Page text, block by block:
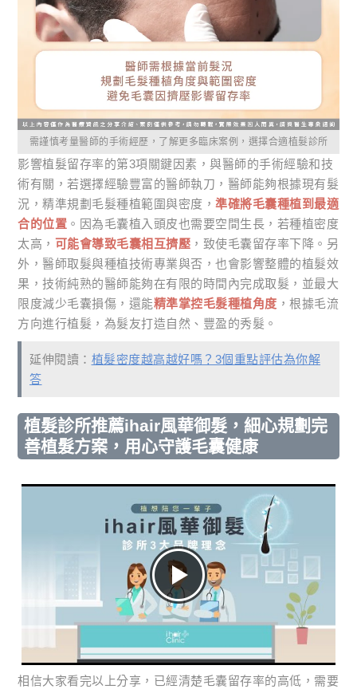
需謹慎考量醫師的手術經歷，了解更多臨床案例，選擇合適植髮診所
影響植髮留存率的第3項關鍵因素，與醫師的手術經驗和技
術有關，若選擇經驗豐富的醫師執刀，醫師能夠根據現有髮
況，精準規劃毛髮種植範圍與密度， 準確將毛囊種植到最適
合的位置 。因為毛囊植入頭皮也需要空間生長，若種植密度
太高， 可能會導致毛囊相互擠壓 ，致使毛囊留存率下降。另
外，醫師取髮與種植技術專業與否，也會影響整體的植髮效
果，技術純熟的醫師能夠在有限的時間內完成取髮，並最大
限度減少毛囊損傷，還能精準掌控毛髮種植角度 ，根據毛流
方向進行植髮，為髮友打造自然、豐盈的秀髮。
延伸閱讀： 植髮密度越高越好嗎？3個重點評估為你解
答
植髮診所推薦ihair風華御髮，細心規劃完
善植髮方案，用心守護毛囊健康
相信大家看完以上分享，已經清楚毛囊留存率的高低，需要